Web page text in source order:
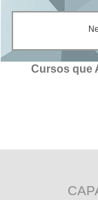
Cursos que